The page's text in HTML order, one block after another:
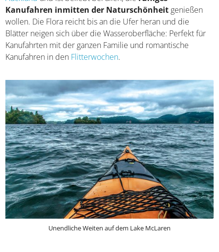
Dieser See auf der Nordinsel von Neuseeland gehört zu
Aucklandund ist beliebt bei allen, die ruhiges
Kanufahren inmitten der Naturschönheit genießen
wollen. Die Flora reicht bis an die Ufer heran und die
Blätter neigen sich über die Wasseroberfläche: Perfekt für
Kanufahren in denFlitterwochen.